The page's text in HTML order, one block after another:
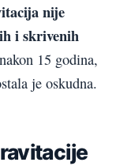
nije
i skrivenih
15 godina,
je oskudna.